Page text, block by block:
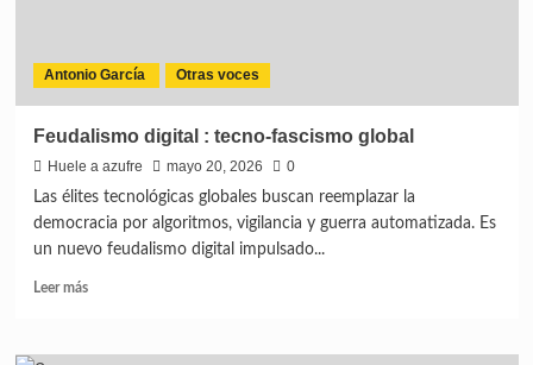
Antonio García Otras voces
Feudalismo digital : tecno-fascismo global
Huele a azufre mayo 20, 2026
0
Las élites tecnológicas globales buscan reemplazar la
democracia por algoritmos, vigilancia y guerra automatizada. Es
un nuevo feudalismo digital impulsado...
Leer más